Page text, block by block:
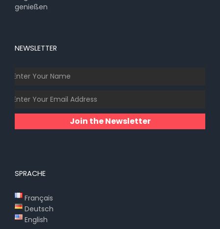
NEWSLETTER
Join the Newsletter
SPRACHE
Français
Deutsch
English